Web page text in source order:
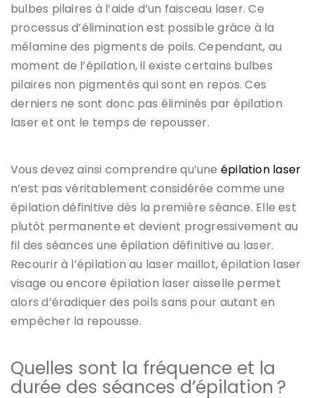
bulbes pilaires à l’aide d’un faisceau laser. Ce
processus d’élimination est possible grâce à la
mélamine des pigments de poils. Cependant, au
moment de l’épilation, il existe certains bulbes
pilaires non pigmentés qui sont en repos. Ces
derniers ne sont donc pas éliminés par épilation
laser et ont le temps de repousser.
Vous devez ainsi comprendre qu’une épilation laser
n’est pas véritablement considérée comme une
épilation définitive dès la première séance. Elle est
plutôt permanente et devient progressivement au
fil des séances une épilation définitive au laser.
Recourir à l’épilation au laser maillot, épilation laser
visage ou encore épilation laser aisselle permet
alors d’éradiquer des poils sans pour autant en
empêcher la repousse.
Quelles sont la fréquence et la
durée des séances d’épilation ?